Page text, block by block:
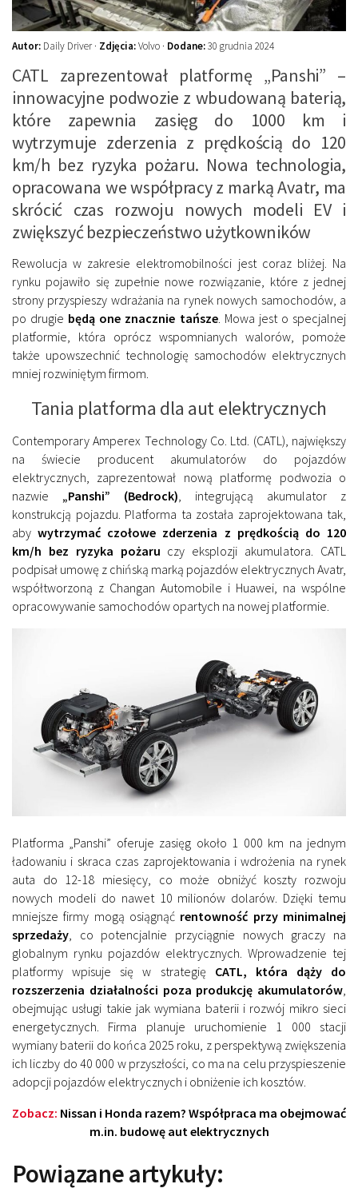
Autor: Daily Driver · Zdjęcia:Volvo · Dodane:30 grudnia 2024
CATL zaprezentował platformę „Panshi” –
innowacyjne podwozie z wbudowaną baterią,
które zapewnia zasięg do 1000 km i
wytrzymuje zderzenia z prędkością do 120
km/h bez ryzyka pożaru. Nowa technologia,
opracowana we współpracy z marką Avatr, ma
skrócić czas rozwoju nowych modeli EV i
zwiększyć bezpieczeństwo użytkowników
Rewolucja w zakresie elektromobilności jest coraz bliżej. Na
rynku pojawiło się zupełnie nowe rozwiązanie, które z jednej
strony przyspieszy wdrażania na rynek nowych samochodów, a
po drugie będą one znacznie tańsze. Mowa jest o specjalnej
platformie, która oprócz wspomnianych walorów, pomoże
także upowszechnić technologię samochodów elektrycznych
mniej rozwiniętym firmom.
Tania platforma dla aut elektrycznych
Contemporary Amperex Technology Co. Ltd. (CATL), największy
na świecie producent akumulatorów do pojazdów
elektrycznych, zaprezentował nową platformę podwozia o
nazwie „Panshi” (Bedrock) , integrującą akumulator z
konstrukcją pojazdu. Platforma ta została zaprojektowana tak,
abywytrzymać czołowe zderzenia z prędkością do 120
km/h bez ryzyka pożaru czy eksplozji akumulatora. CATL
podpisał umowę z chińską marką pojazdów elektrycznych Avatr,
współtworzoną z Changan Automobile i Huawei, na wspólne
opracowywanie samochodów opartych na nowej platformie.
Platforma „Panshi” oferuje zasięg około 1 000 km na jednym
ładowaniu i skraca czas zaprojektowania i wdrożenia na rynek
auta do 12-18 miesięcy, co może obniżyć koszty rozwoju
nowych modeli do nawet 10 milionów dolarów. Dzięki temu
mniejsze firmy mogą osiągnąć rentowność przy minimalnej
sprzedaży, co potencjalnie przyciągnie nowych graczy na
globalnym rynku pojazdów elektrycznych. Wprowadzenie tej
platformy wpisuje się w strategię CATL, która dąży do
rozszerzenia działalności poza produkcję akumulatorów,
obejmując usługi takie jak wymiana baterii i rozwój mikro sieci
energetycznych. Firma planuje uruchomienie 1 000 stacji
wymiany baterii do końca 2025 roku, z perspektywą zwiększenia
ich liczby do 40 000 w przyszłości, co ma na celu przyspieszenie
adopcji pojazdów elektrycznych i obniżenie ich kosztów.
Zobacz: Nissan i Honda razem? Współpraca ma obejmować
m.in. budowę aut elektrycznych
Powiązane artykuły: